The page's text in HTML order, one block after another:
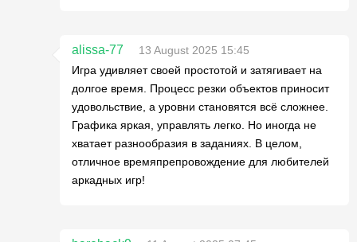
alissa-77
13 August 2025 15:45
Игра удивляет своей простотой и затягивает на
долгое время. Процесс резки объектов приносит
удовольствие, а уровни становятся всё сложнее.
Графика яркая, управлять легко. Но иногда не
хватает разнообразия в заданиях. В целом,
отличное времяпрепровождение для любителей
аркадных игр!